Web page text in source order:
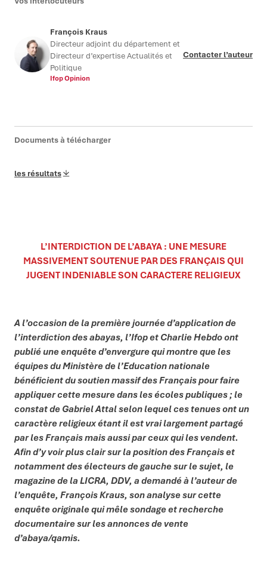
François Kraus
Directeur adjoint du département et
Directeur d’expertise Actualités et
Politique
Ifop Opinion
Contacter l’auteur
Documents à télécharger
les résultats
L’INTERDICTION DE L’ABAYA : UNE MESURE
MASSIVEMENT SOUTENUE PAR DES FRANÇAIS QUI
JUGENT INDENIABLE SON CARACTERE RELIGIEUX
A l’occasion de la première journée d’application de
l’interdiction des abayas, l’Ifop et Charlie Hebdo ont
publié une enquête d’envergure qui montre que les
équipes du Ministère de l’Education nationale
bénéficient du soutien massif des Français pour faire
appliquer cette mesure dans les écoles publiques ; le
constat de Gabriel Attal selon lequel ces tenues ont un
caractère religieux étant il est vrai largement partagé
par les Français mais aussi par ceux qui les vendent.
Afin d’y voir plus clair sur la position des Français et
notamment des électeurs de gauche sur le sujet, le
magazine de la LICRA, DDV, a demandé à l’auteur de
l’enquête, François Kraus, son analyse sur cette
enquête originale qui mêle sondage et recherche
documentaire sur les annonces de vente
d’abaya/qamis.